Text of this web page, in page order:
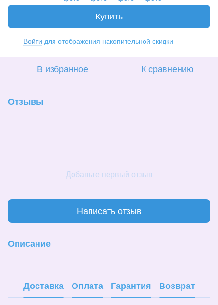
Купить
Войти для отображения накопительной скидки
В избранное К сравнению
Отзывы
Добавьте первый отзыв
Написать отзыв
Описание
Доставка Оплата Гарантия Возврат